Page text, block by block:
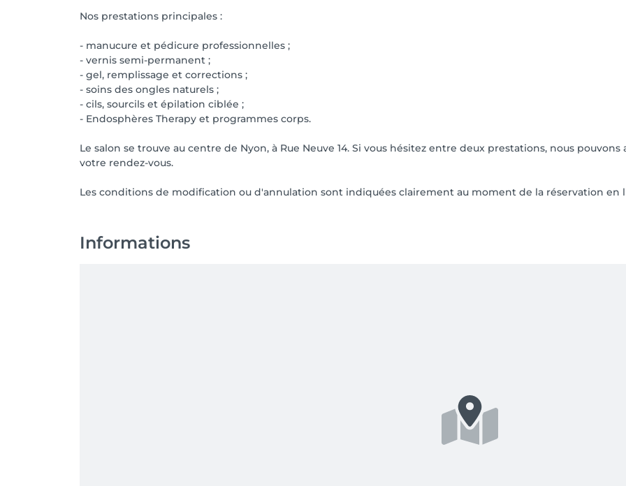
Nos prestations principales :
- manucure et pédicure professionnelles ;
- vernis semi-permanent ;
- gel, remplissage et corrections ;
- soins des ongles naturels ;
- cils, sourcils et épilation ciblée ;
- Endosphères Therapy et programmes corps.
Le salon se trouve au centre de Nyon, à Rue Neuve 14. Si vous hésitez entre deux prestations, nous
votre rendez-vous.
Les conditions de modification ou d'annulation sont indiquées clairement au moment de la réservation en
Informations